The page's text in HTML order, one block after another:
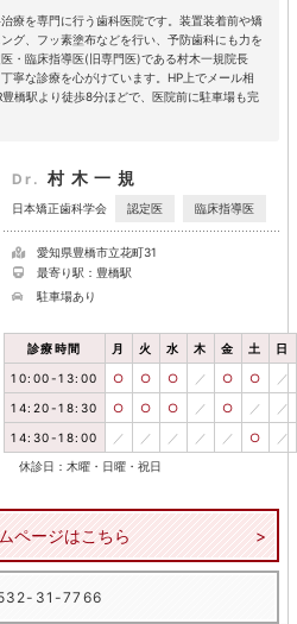
療を専門に行う歯科医院です。装置装着前や矯
グ、フッ素塗布などを行い、予防歯科にも力を
・臨床指導医(旧専門医)である村木一規院長
寧な診療を心がけています。HP上でメール相
橋駅より徒歩8分ほどで、医院前に駐車場も完
Dr. 村木一規
日本矯正歯科学会 認定医 臨床指導医
愛知県豊橋市立花町31
最寄り駅：豊橋駅
駐車場あり
診療時間 月 火 水 木 金 土 日
10:00-13:00 ○ ○ ○ ／ ○ ○ ／
14:20-18:30 ○ ○ ○ ／ ○ ／ ／
14:30-18:00 ／ ／ ／ ／ ／ ○ ／
休診日：木曜・日曜・祝日
ページはこちら
31-7766